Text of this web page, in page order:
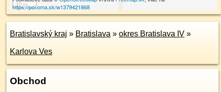
10 m
https://poi.oma.sk/w1379421868
Bratislavský kraj » Bratislava » okres Bratislava IV »
Karlova Ves
Obchod